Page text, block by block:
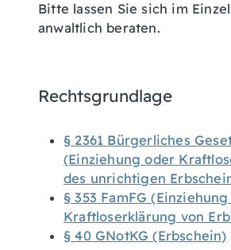
Bitte lassen Sie sich im
anwaltlich beraten.
Rechtsgrundlage
§ 2361 Bürgerliches
(Einziehung oder
des unrichtigen
§ 353 FamFG
Kraftloserklärung von
§ 40 GNotKG (Erbschein)